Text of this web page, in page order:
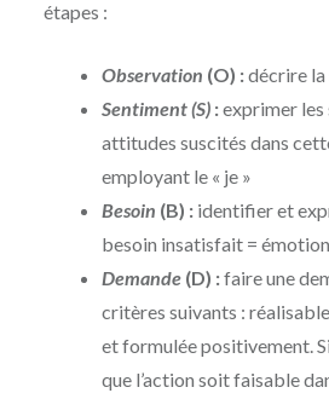
étapes :
Observation (O) :décrire la
Sentiment (S) :exprimer les
attitudes suscités dans
employant le « je »
Besoin (B) :identifier et
besoin insatisfait =
Demande(D) :faire une
critères suivants :
et formulée positivement.
que l’action soit faisable